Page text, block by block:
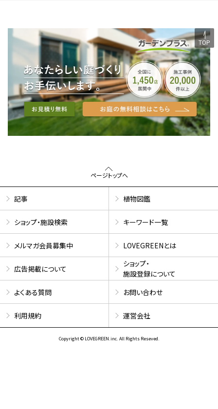
TOP
ページトップへ
記事 植物図鑑
ショップ・施設検索 キーワード一覧
メルマガ会員募集中 LOVEGREENとは
広告掲載について
ショップ・
施設登録について
よくある質問
お問い合わせ
利用規約 運営会社
Copyright © LOVEGREEN.inc. All Rights Reseved.